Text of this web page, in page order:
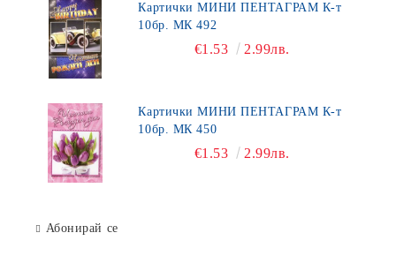
Картички МИНИ ПЕНТАГРАМ К-т
10бр. МК 492
€1.53 2.99лв.
Картички МИНИ ПЕНТАГРАМ К-т
10бр. МК 450
€1.53 2.99лв.
Абонирай се